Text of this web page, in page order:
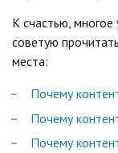
К счастью,
советую
места:
Почему
Почему
Почему